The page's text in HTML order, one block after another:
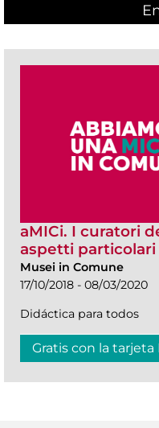
aMICi. I curatori
aspetti
Musei in Comune
17/10/2018 - 08/03/2020
Didáctica para todos
Gratis con la tarjeta